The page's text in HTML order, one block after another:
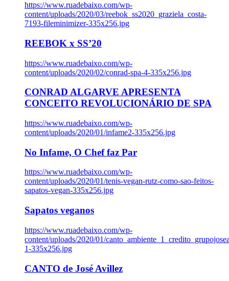
https://www.ruadebaixo.com/wp-
content/uploads/2020/03/reebok_ss2020_graziela_costa-
7193-fileminimizer-335x256.jpg
REEBOK x SS’20
https://www.ruadebaixo.com/wp-
content/uploads/2020/02/conrad-spa-4-335x256.jpg
CONRAD ALGARVE APRESENTA
CONCEITO REVOLUCIONÁRIO DE SPA
https://www.ruadebaixo.com/wp-
content/uploads/2020/01/infame2-335x256.jpg
No Infame, O Chef faz Par
https://www.ruadebaixo.com/wp-
content/uploads/2020/01/tenis-vegan-rutz-como-sao-feitos-
sapatos-vegan-335x256.jpg
Sapatos veganos
https://www.ruadebaixo.com/wp-
content/uploads/2020/01/
1-335x256.jpg
CANTO de José Avillez